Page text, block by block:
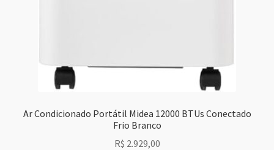
Ar Condicionado Portátil Midea 12000 BTUs Conectado
Frio Branco
R$ 2.929,00